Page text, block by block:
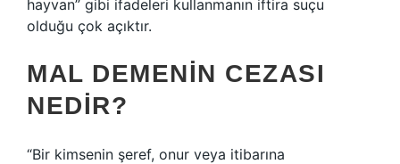
hayvan” gibi ifadeleri kullanmanın iftira suçu
olduğu çok açıktır.
MAL DEMENIN CEZASI
NEDIR?
“Bir kimsenin şeref, onur veya itibarına